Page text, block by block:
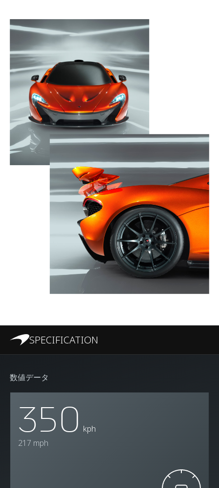
SPECIFICATION
数値データ
350 kph
217 mph